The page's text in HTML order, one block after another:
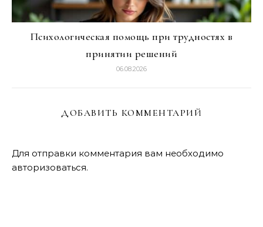
Психологическая помощь при трудностях в
принятии решений
06.08.2026
ДОБАВИТЬ КОММЕНТАРИЙ
Для отправки комментария вам необходимо
авторизоваться.